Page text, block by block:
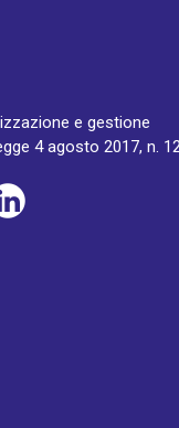
e gestione
4 agosto 2017, n.